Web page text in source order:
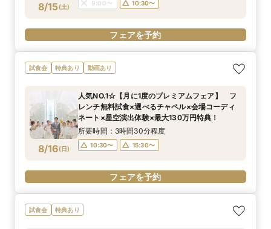
8/15(土) 9:00〜 10:30〜
フェアを予約
試食会 特典あり 動画あり
8/16(日)
人気NO.1☆【月に1度のプレミアムフェア】 フ
レンチ無料試食×選べるチャペル×会場コーディ
ネート×星空演出体験×最大130万円特典！
所要時間：3時間30分程度
10:30〜 15:30〜
フェアを予約
試食会 特典あり